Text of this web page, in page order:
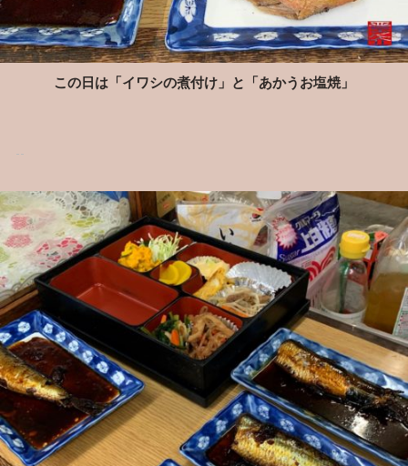
この日は「イワシの煮付け」と「あかうお塩焼」